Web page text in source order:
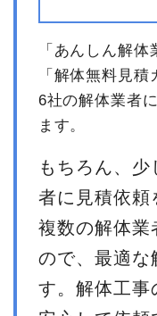
「あんしん解
「解体無料見
6社の解体業者
ます。
もちろん、
者に見積依頼
複数の解体業
ので、最適な
す。解体工事